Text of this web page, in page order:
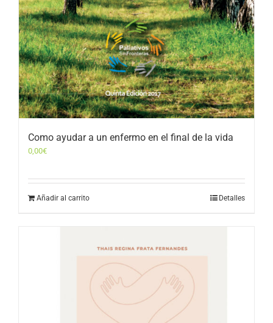
Como ayudar a un enfermo en el final de la vida
0,00€
Añadir al carrito Detalles